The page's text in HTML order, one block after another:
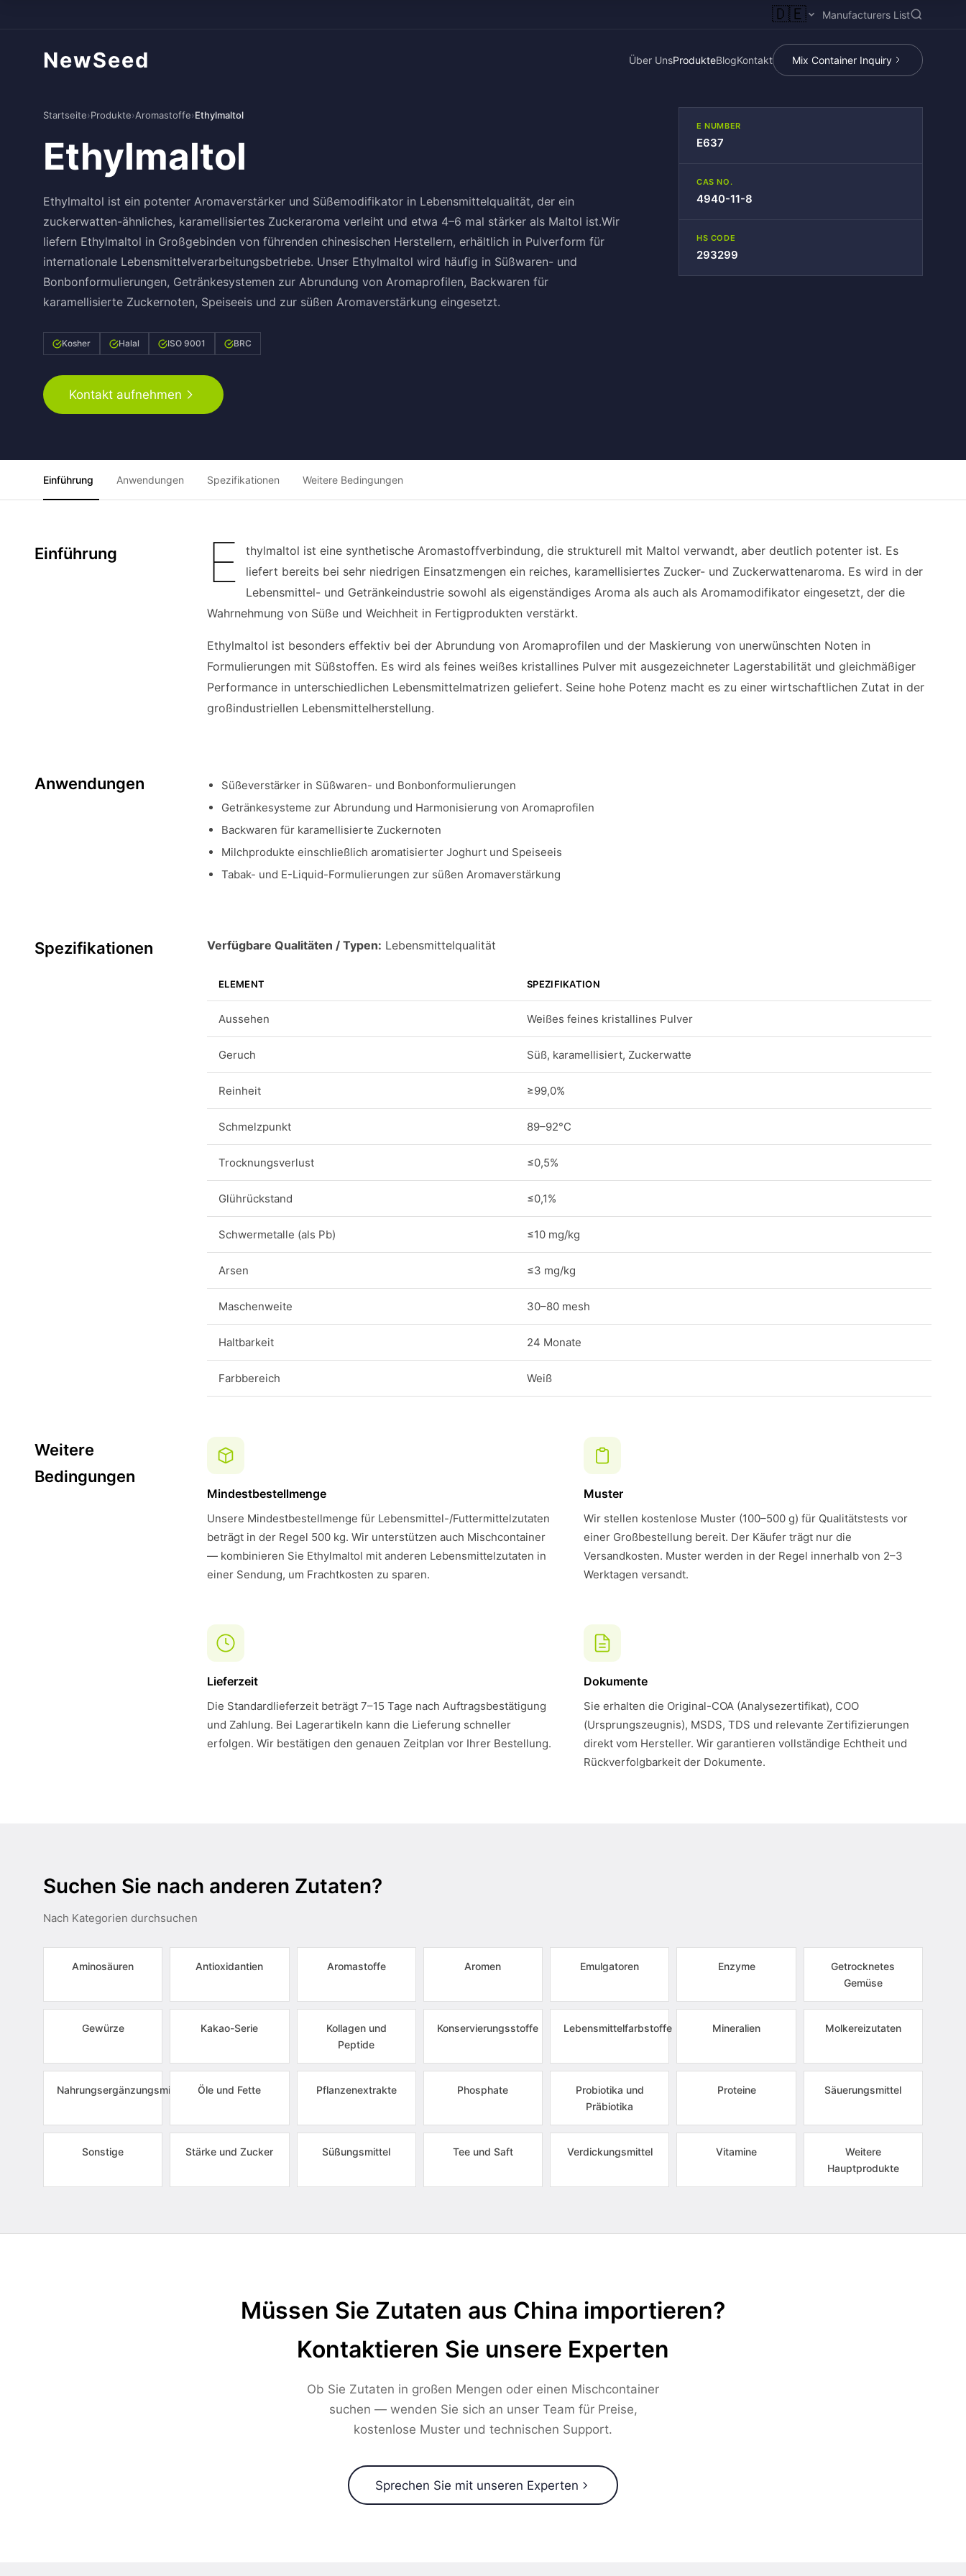
🇩🇪 Manufacturers List
NewSeed Über UnsProdukteBlogKontakt Mix Container Inquiry
Startseite›Produkte›Aromastoffe›Ethylmaltol
Ethylmaltol
Ethylmaltol ist ein potenter Aromaverstärker und Süßemodifikator in Lebensmittelqualität, der ein
zuckerwatten-ähnliches, karamellisiertes Zuckeraroma verleiht und etwa 4–6 mal stärker als Maltol ist.Wir
liefern Ethylmaltol in Großgebinden von führenden chinesischen Herstellern, erhältlich in Pulverform für
internationale Lebensmittelverarbeitungsbetriebe. Unser Ethylmaltol wird häufig in Süßwaren- und
Bonbonformulierungen, Getränkesystemen zur Abrundung von Aromaprofilen, Backwaren für
karamellisierte Zuckernoten, Speiseeis und zur süßen Aromaverstärkung eingesetzt.
Kosher Halal ISO 9001 BRC
Kontakt aufnehmen
E NUMBER
E637
CAS NO.
4940-11-8
HS CODE
293299
Einführung Anwendungen Spezifikationen Weitere Bedingungen
Einführung E
thylmaltol ist eine synthetische Aromastoffverbindung, die strukturell mit Maltol verwandt, aber deutlich potenter ist. Es
liefert bereits bei sehr niedrigen Einsatzmengen ein reiches, karamellisiertes Zucker- und Zuckerwattenaroma. Es wird in der
Lebensmittel- und Getränkeindustrie sowohl als eigenständiges Aroma als auch als Aromamodifikator eingesetzt, der die
Wahrnehmung von Süße und Weichheit in Fertigprodukten verstärkt.
Ethylmaltol ist besonders effektiv bei der Abrundung von Aromaprofilen und der Maskierung von unerwünschten Noten in
Formulierungen mit Süßstoffen. Es wird als feines weißes kristallines Pulver mit ausgezeichneter Lagerstabilität und gleichmäßiger
Performance in unterschiedlichen Lebensmittelmatrizen geliefert. Seine hohe Potenz macht es zu einer wirtschaftlichen Zutat in der
großindustriellen Lebensmittelherstellung.
Anwendungen
Süßeverstärker in Süßwaren- und Bonbonformulierungen
Getränkesysteme zur Abrundung und Harmonisierung von Aromaprofilen
Backwaren für karamellisierte Zuckernoten
Milchprodukte einschließlich aromatisierter Joghurt und Speiseeis
Tabak- und E-Liquid-Formulierungen zur süßen Aromaverstärkung
Spezifikationen Verfügbare Qualitäten / Typen: Lebensmittelqualität
ELEMENT SPEZIFIKATION
Aussehen Weißes feines kristallines Pulver
Geruch Süß, karamellisiert, Zuckerwatte
Reinheit ≥99,0%
Schmelzpunkt 89–92°C
Trocknungsverlust ≤0,5%
Glührückstand ≤0,1%
Schwermetalle (als Pb) ≤10 mg/kg
Arsen ≤3 mg/kg
Maschenweite 30–80 mesh
Haltbarkeit 24 Monate
Farbbereich Weiß
Weitere
Bedingungen
Mindestbestellmenge
Unsere Mindestbestellmenge für Lebensmittel-/Futtermittelzutaten
beträgt in der Regel 500 kg. Wir unterstützen auch Mischcontainer
— kombinieren Sie Ethylmaltol mit anderen Lebensmittelzutaten in
einer Sendung, um Frachtkosten zu sparen.
Muster
Wir stellen kostenlose Muster (100–500 g) für Qualitätstests vor
einer Großbestellung bereit. Der Käufer trägt nur die
Versandkosten. Muster werden in der Regel innerhalb von 2–3
Werktagen versandt.
Lieferzeit
Die Standardlieferzeit beträgt 7–15 Tage nach Auftragsbestätigung
und Zahlung. Bei Lagerartikeln kann die Lieferung schneller
erfolgen. Wir bestätigen den genauen Zeitplan vor Ihrer Bestellung.
Dokumente
Sie erhalten die Original-COA (Analysezertifikat), COO
(Ursprungszeugnis), MSDS, TDS und relevante Zertifizierungen
direkt vom Hersteller. Wir garantieren vollständige Echtheit und
Rückverfolgbarkeit der Dokumente.
Suchen Sie nach anderen Zutaten?
Nach Kategorien durchsuchen
Aminosäuren Antioxidantien Aromastoffe Aromen Emulgatoren Enzyme
Getrocknetes
Gemüse
Gewürze Kakao-Serie
Kollagen und
Peptide
Konservierungsstoffe Lebensmittelfarbstoffe Mineralien Molkereizutaten
Nahrungsergänzungsmittel Öle und Fette Pflanzenextrakte Phosphate
Probiotika und
Präbiotika
Proteine Säuerungsmittel
Sonstige Stärke und Zucker Süßungsmittel Tee und Saft Verdickungsmittel Vitamine
Weitere
Hauptprodukte
Müssen Sie Zutaten aus China importieren?
Kontaktieren Sie unsere Experten
Ob Sie Zutaten in großen Mengen oder einen Mischcontainer
suchen — wenden Sie sich an unser Team für Preise,
kostenlose Muster und technischen Support.
Sprechen Sie mit unseren Experten